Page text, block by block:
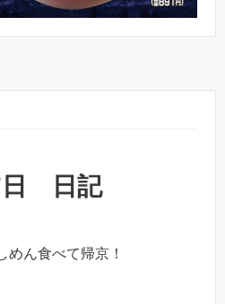
日 日記
めん食べて帰京！